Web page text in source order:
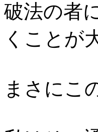
破法の者
くことが
まさにこ